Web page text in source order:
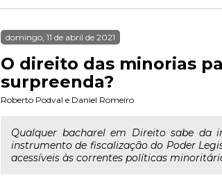
domingo, 11 de abril de 2021
O direito das minorias
surpreenda?
Roberto Podval e Daniel Romeiro
Qualquer bacharel em Direito sabe da
instrumento de fiscalização do Poder
acessíveis às correntes políticas